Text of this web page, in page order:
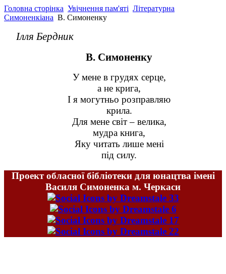
Головна сторінка Увічнення пам'яті Літературна
Симоненкіана В. Симоненку
Ілля Бердник
В. Симоненку
У мене в грудях серце,
а не крига,
І я могутньо розправляю
крила.
Для мене світ – велика,
мудра книга,
Яку читать лише мені
під силу.
Проект обласної бібліотеки для юнацтва імені
Василя Симоненка м. Черкаси